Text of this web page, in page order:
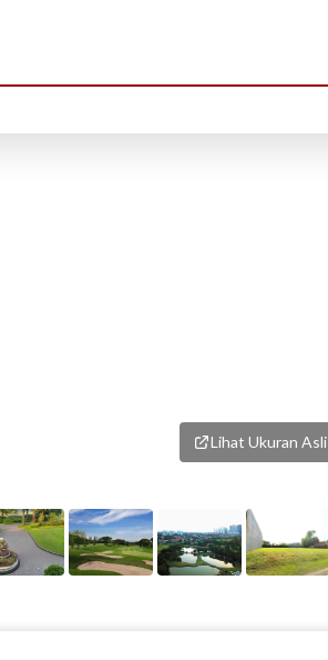
Lihat Ukuran Asli